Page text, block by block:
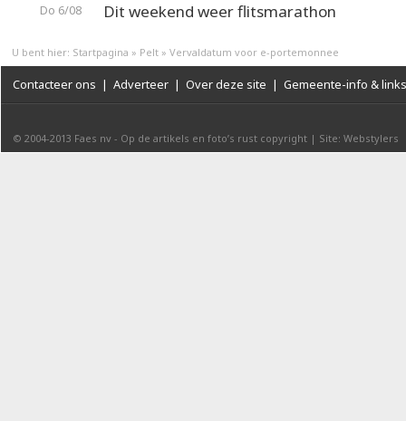
Do 6/08 Dit weekend weer flitsmarathon
U bent hier: Startpagina » Pelt » Vervaldatum voor e-portemonnee
Contacteer ons | Adverteer | Over deze site | Gemeente-info & links
© 2004-2013 Faes nv - Op de artikels en foto’s rust copyright | Site: Webstylers